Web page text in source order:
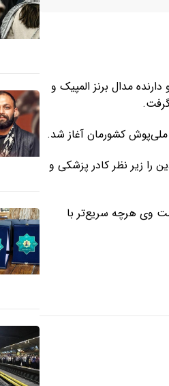
مدال برنز المپیک و
ملی‌پوش کشورمان آغاز شد.
را زیر نظر کادر پزشکی و
وی هرچه سریع‌تر با